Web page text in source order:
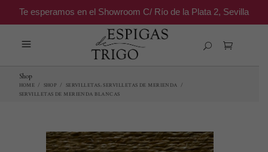
Te esperamos en el Showroom C/ Río de la Plata 2, Sevilla
Shop
HOME / SHOP / SERVILLETAS,SERVILLETAS DE MERIENDA /
SERVILLETAS DE MERIENDA BLANCAS